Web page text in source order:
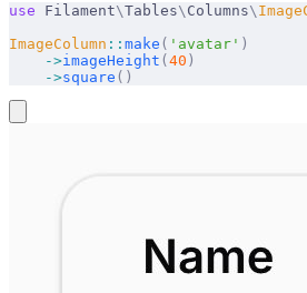
use Filament\Tables\ Columns\
ImageColumn :: make ( 'avatar' )
    ->
imageHeight (40 )
    ->
square ()